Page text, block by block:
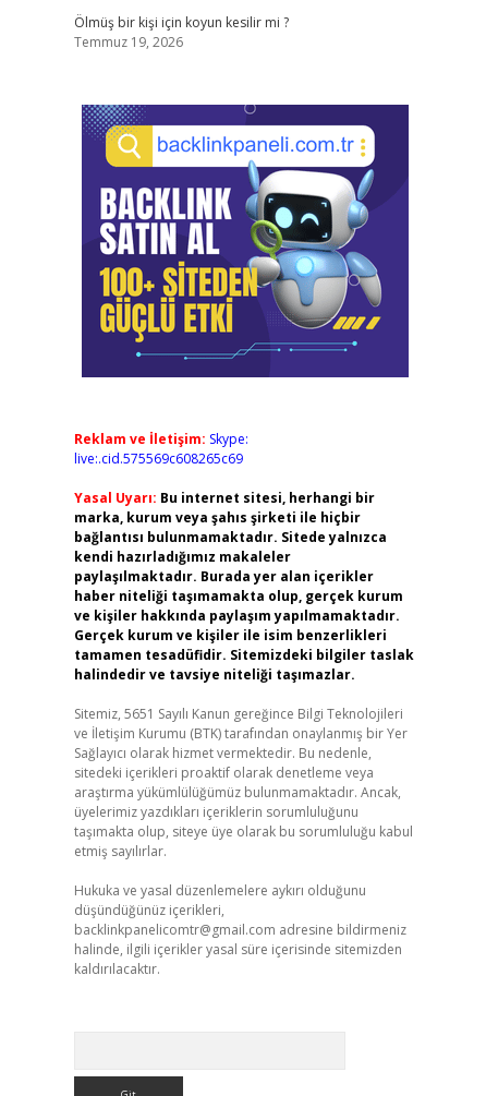
Ölmüş bir kişi için koyun kesilir mi ?
Temmuz 19, 2026
Reklam ve İletişim: Skype:
live:.cid.575569c608265c69
Yasal Uyarı: Bu internet sitesi, herhangi bir
marka, kurum veya şahıs şirketi ile hiçbir
bağlantısı bulunmamaktadır. Sitede yalnızca
kendi hazırladığımız makaleler
paylaşılmaktadır. Burada yer alan içerikler
haber niteliği taşımamakta olup, gerçek kurum
ve kişiler hakkında paylaşım yapılmamaktadır.
Gerçek kurum ve kişiler ile isim benzerlikleri
tamamen tesadüfidir. Sitemizdeki bilgiler taslak
halindedir ve tavsiye niteliği taşımazlar.
Sitemiz, 5651 Sayılı Kanun gereğince Bilgi Teknolojileri
ve İletişim Kurumu (BTK) tarafından onaylanmış bir Yer
Sağlayıcı olarak hizmet vermektedir. Bu nedenle,
sitedeki içerikleri proaktif olarak denetleme veya
araştırma yükümlülüğümüz bulunmamaktadır. Ancak,
üyelerimiz yazdıkları içeriklerin sorumluluğunu
taşımakta olup, siteye üye olarak bu sorumluluğu kabul
etmiş sayılırlar.
Hukuka ve yasal düzenlemelere aykırı olduğunu
düşündüğünüz içerikleri,
backlinkpanelicomtr@gmail.com adresine bildirmeniz
halinde, ilgili içerikler yasal süre içerisinde sitemizden
kaldırılacaktır.